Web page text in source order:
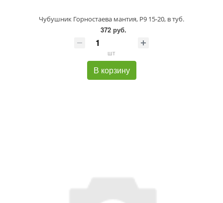
Чубушник Горностаева мантия, P9 15-20, в туб.
372 руб.
шт
В корзину